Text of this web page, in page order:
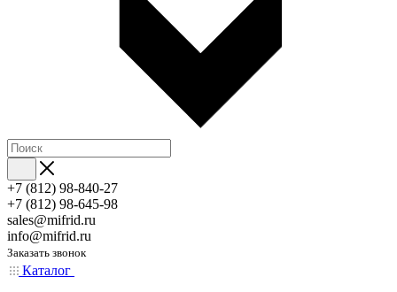
+7 (812) 98-840-27
+7 (812) 98-645-98
sales@mifrid.ru
info@mifrid.ru
Заказать звонок
Каталог